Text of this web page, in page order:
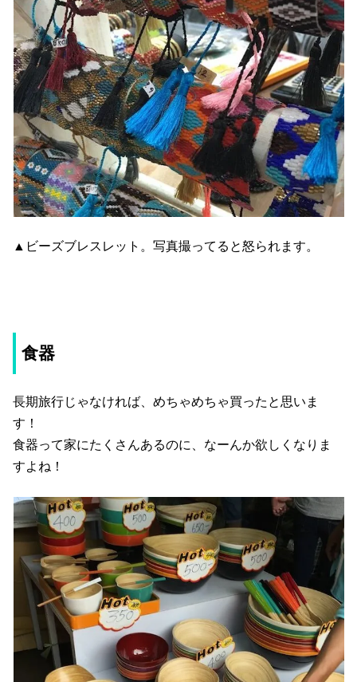
▲ビーズブレスレット。写真撮ってると怒られます。
食器
長期旅行じゃなければ、めちゃめちゃ買ったと思いま
す！
食器って家にたくさんあるのに、なーんか欲しくなりま
すよね！